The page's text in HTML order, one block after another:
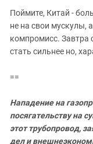
Поймите, Китай -
не на свои мускулы,
компромисс. Завтра
стать сильнее но,
==
Нападение на
посягательству на
этот трубопровод,
дел и